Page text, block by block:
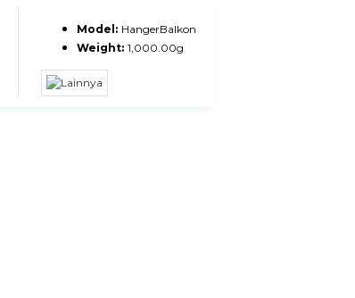
Model: HangerBalkon
Weight: 1,000.00g